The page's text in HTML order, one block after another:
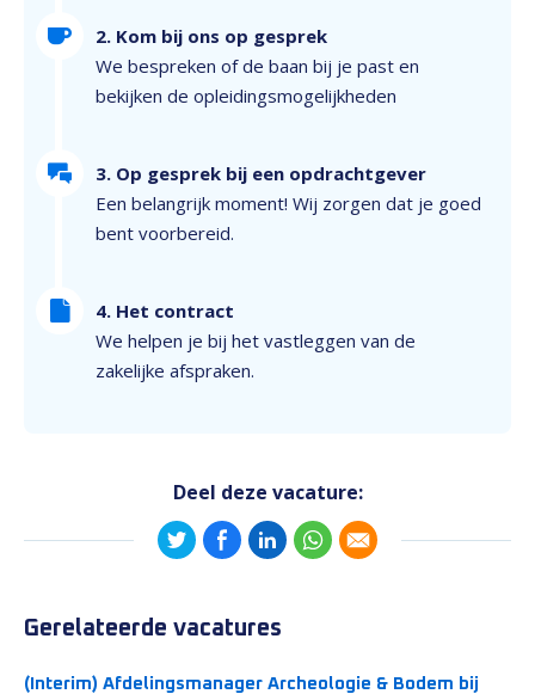
2. Kom bij ons op gesprek
We bespreken of de baan bij je past en
bekijken de opleidingsmogelijkheden
3. Op gesprek bij een opdrachtgever
Een belangrijk moment! Wij zorgen dat je goed
bent voorbereid.
4. Het contract
We helpen je bij het vastleggen van de
zakelijke afspraken.
Deel deze vacature:
Gerelateerde vacatures
(Interim) Afdelingsmanager Archeologie & Bodem bij